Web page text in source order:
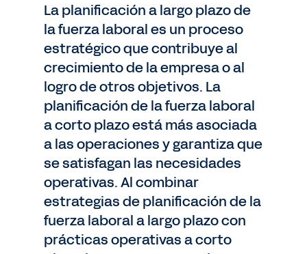
La planificación a largo plazo de
la fuerza laboral es un proceso
estratégico que contribuye al
crecimiento de la empresa o al
logro de otros objetivos. La
planificación de la fuerza laboral
a corto plazo está más asociada
a las operaciones y garantiza que
se satisfagan las necesidades
operativas. Al combinar
estrategias de planificación de la
fuerza laboral a largo plazo con
prácticas operativas a corto